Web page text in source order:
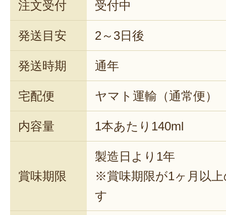
注文受付 受付中
発送目安 2～3日後
発送時期 通年
宅配便 ヤマト運輸（通常便）
内容量 1本あたり140ml
賞味期限
製造日より1年
※賞味期限が1ヶ月以
す